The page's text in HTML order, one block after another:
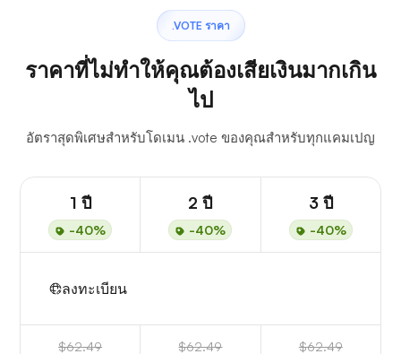
.VOTE ราคา
ราคาที่ไม่ทำให้คุณต้องเสียเงินมากเกิน
ไป
อัตราสุดพิเศษสำหรับโดเมน .vote ของคุณสำหรับทุกแคมเปญ
1 ปี
-40%
2 ปี
-40%
3 ปี
-40%
ลงทะเบียน
$62.49 $62.49 $62.49